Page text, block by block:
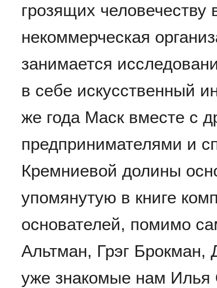
грозящих
некоммерческая
занимается
в себе искусственный
же года Маск вместе с
предпринимателями и
Кремниевой долины
упомянутую в книге
основателей, помимо
Альтман, Грэг
уже знакомые нам Илья